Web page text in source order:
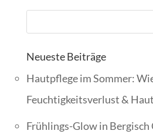
Neueste Beiträge
Hautpflege im Sommer:
Feuchtigkeitsverlust &
Frühlings-Glow in Bergisch